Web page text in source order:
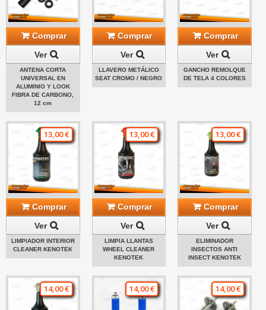
Comprar
Ver
ANTENA CORTA
UNIVERSAL EN
ALUMINIO Y LOOK
FIBRA DE CARBONO,
12 cm
Comprar
Ver
LLAVERO METÁLICO
SEAT CROMO / NEGRO
Comprar
Ver
GANCHO REMOLQUE
DE TELA 4 COLORES
13,00 €
Comprar
Ver
LIMPIADOR INTERIOR
CLEANER KENOTEK
13,00 €
Comprar
Ver
LIMPIA LLANTAS
WHEEL CLEANER
KENOTEK
13,00 €
Comprar
Ver
ELIMINADOR
INSECTOS ANTI
INSECT KENOTEK
14,00 € 14,00 € 14,00 €